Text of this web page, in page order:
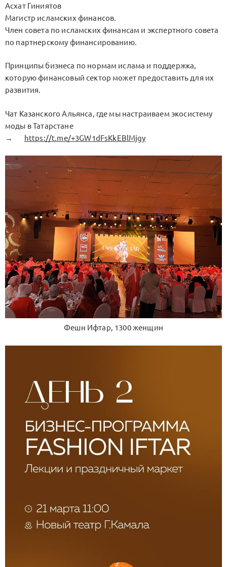
Асхат Гиниятов
Магистр исламских финансов.
Член совета по исламских финансам и экспертного совета
по партнерскому финансированию.
Принципы бизнеса по нормам ислама и поддержка,
которую финансовый сектор может предоставить для их
развития.
Чат Казанского Альянса, где мы настраиваем экосистему
моды в Татарстане
→
https://t.me/+3GW1dFsKkEBlMjgy
Фешн Ифтар, 1300 женщин